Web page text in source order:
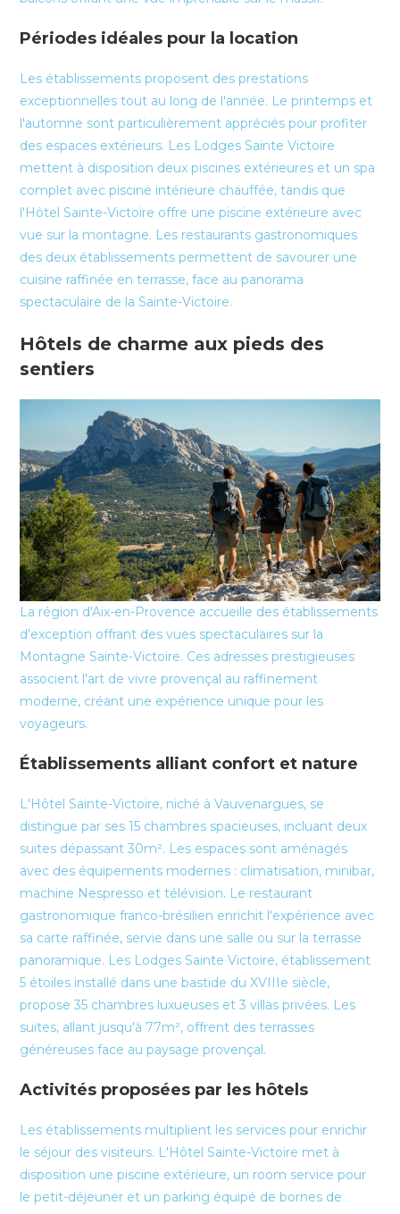
Périodes idéales pour la location
Les établissements proposent des prestations
exceptionnelles tout au long de l'année. Le printemps et
l'automne sont particulièrement appréciés pour profiter
des espaces extérieurs. Les Lodges Sainte Victoire
mettent à disposition deux piscines extérieures et un spa
complet avec piscine intérieure chauffée, tandis que
l'Hôtel Sainte-Victoire offre une piscine extérieure avec
vue sur la montagne. Les restaurants gastronomiques
des deux établissements permettent de savourer une
cuisine raffinée en terrasse, face au panorama
spectaculaire de la Sainte-Victoire.
Hôtels de charme aux pieds des
sentiers
La région d'Aix-en-Provence accueille des établissements
d'exception offrant des vues spectaculaires sur la
Montagne Sainte-Victoire. Ces adresses prestigieuses
associent l'art de vivre provençal au raffinement
moderne, créant une expérience unique pour les
voyageurs.
Établissements alliant confort et nature
L'Hôtel Sainte-Victoire, niché à Vauvenargues, se
distingue par ses 15 chambres spacieuses, incluant deux
suites dépassant 30m². Les espaces sont aménagés
avec des équipements modernes : climatisation, minibar,
machine Nespresso et télévision. Le restaurant
gastronomique franco-brésilien enrichit l'expérience avec
sa carte raffinée, servie dans une salle ou sur la terrasse
panoramique. Les Lodges Sainte Victoire, établissement
5 étoiles installé dans une bastide du XVIIIe siècle,
propose 35 chambres luxueuses et 3 villas privées. Les
suites, allant jusqu'à 77m², offrent des terrasses
généreuses face au paysage provençal.
Activités proposées par les hôtels
Les établissements multiplient les services pour enrichir
le séjour des visiteurs. L'Hôtel Sainte-Victoire met à
disposition une piscine extérieure, un room service pour
le petit-déjeuner et un parking équipé de bornes de